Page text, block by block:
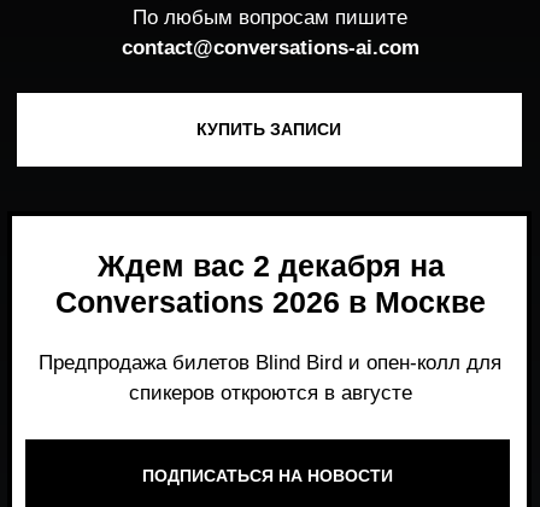
Ждем вас 2 декабря на
Conversations 2026 в Москве
ПОДПИСАТЬСЯ НА НОВОСТИ
Место, где можно получить честный,
работает и формирует рынок генеративного